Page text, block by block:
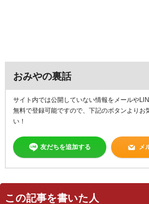
おみやの裏話
サイト内では公開していない情報をメールや
無料で登録可能ですので、下記のボタンよりお
い！
友だちを追加する メ
この記事を書いた人